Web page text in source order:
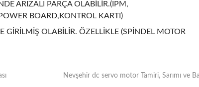
ARIZALI PARÇA OLABİLİR.(IPM,
BOARD,KONTROL KARTI)
GİRİLMİŞ OLABİLİR. ÖZELLİKLE (SPİNDEL MOTOR
Nevşehir dc servo motor Tamiri, Sarımı ve